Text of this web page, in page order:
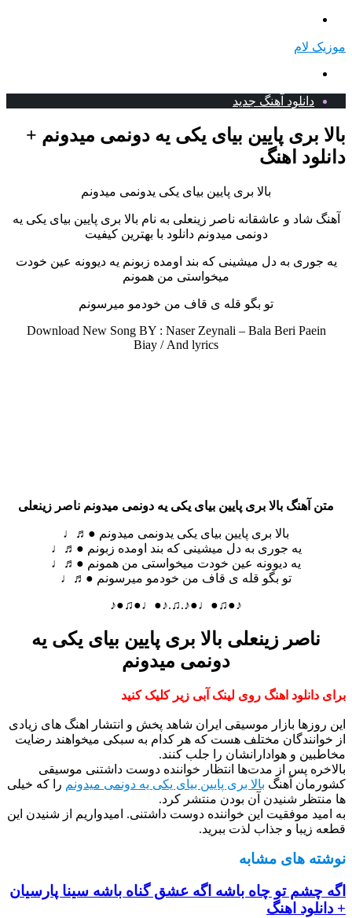
موزیک لام
دانلود آهنگ جدید
بالا بری پایین بیای یکی یه دونمی میدونم +
دانلود اهنگ
بالا بری پایین بیای یکی یدونمی میدونم
آهنگ شاد و عاشقانه ناصر زینعلی به نام بالا بری پایین بیای یکی یه
دونمی میدونم دانلود با بهترین کیفیت
یه جوری به دل میشینی که بند اومده زبونم یه دیوونه عین خودت
میخواستی من همونم
تو بگو قله ی قاف من خودمو میرسونم
Download New Song BY : Naser Zeynali – Bala Beri Paein
Biay / And lyrics
متن آهنگ بالا بری پایین بیای یکی یه دونمی میدونم ناصر زینعلی
بالا بری پایین بیای یکی یدونمی میدونم ●♬♩
یه جوری به دل میشینی که بند اومده زبونم ●♬♩
یه دیوونه عین خودت میخواستی من همونم ●♬♩
تو بگو قله ی قاف من خودمو میرسونم ●♬♩
♪●♫●♩●♪.♫.♪●♩●♫●♪
ناصر زینعلی بالا بری پایین بیای یکی یه
دونمی میدونم
برای دانلود اهنگ روی لینک آبی زیر کلیک کنید
این روزها بازار موسیقی ایران شاهد پخش و انتشار اهنگ های زیادی
از خوانندگان مختلف هست که هر کدام به سبکی میخواهند رضایت
مخاطبین و هوادارانشان را جلب کنند.
بالاخره پس از مدت‌ها انتظار خواننده دوست داشتنی موسیقی
کشورمان آهنگ بالا بری پایین بیای یکی یه دونمی میدونم را که خیلی
ها منتظر شنیدن آن بودن منتشر کرد.
به امید موفقیت این خواننده دوست داشتنی. امیدواریم از شنیدن این
قطعه زیبا و جذاب لذت ببرید.
نوشته های مشابه
اگه چشم تو چاه باشه اگه عشق گناه باشه سینا پارسیان
+ دانلود اهنگ